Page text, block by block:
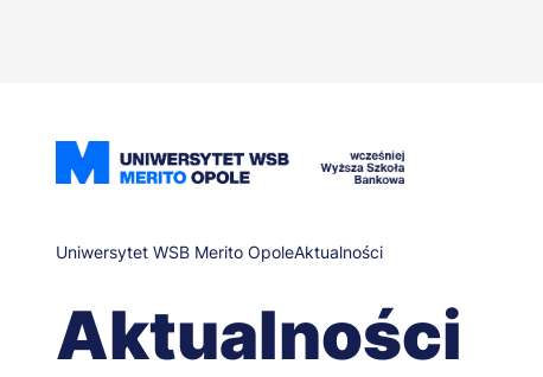
Ścieżka
nawigacyjna
Uniwersytet WSB Merito OpoleAktualności
Aktualności